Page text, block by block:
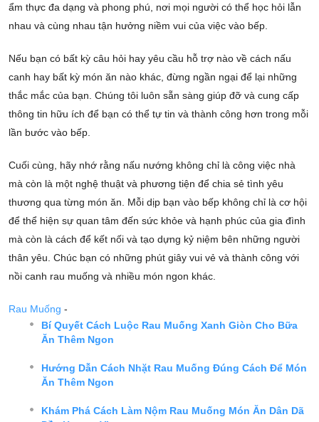
ẩm thực đa dạng và phong phú, nơi mọi người có thể học hỏi lẫn
nhau và cùng nhau tận hưởng niềm vui của việc vào bếp.
Nếu bạn có bất kỳ câu hỏi hay yêu cầu hỗ trợ nào về cách nấu
canh hay bất kỳ món ăn nào khác, đừng ngần ngại để lại những
thắc mắc của bạn. Chúng tôi luôn sẵn sàng giúp đỡ và cung cấp
thông tin hữu ích để bạn có thể tự tin và thành công hơn trong mỗi
lần bước vào bếp.
Cuối cùng, hãy nhớ rằng nấu nướng không chỉ là công việc nhà
mà còn là một nghệ thuật và phương tiện để chia sẻ tình yêu
thương qua từng món ăn. Mỗi dịp bạn vào bếp không chỉ là cơ hội
để thể hiện sự quan tâm đến sức khỏe và hạnh phúc của gia đình
mà còn là cách để kết nối và tạo dựng kỷ niệm bên những người
thân yêu. Chúc bạn có những phút giây vui vẻ và thành công với
nồi canh rau muống và nhiều món ngon khác.
Rau Muống -
Bí Quyết Cách Luộc Rau Muống Xanh Giòn Cho Bữa
Ăn Thêm Ngon
Hướng Dẫn Cách Nhặt Rau Muống Đúng Cách Để Món
Ăn Thêm Ngon
Khám Phá Cách Làm Nộm Rau Muống Món Ăn Dân Dã